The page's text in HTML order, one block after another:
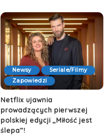
Newsy
Seriale/Filmy
Zapowiedzi
Netflix ujawnia
prowadzących pierwszej
polskiej edycji „Miłość jest
ślepa”!